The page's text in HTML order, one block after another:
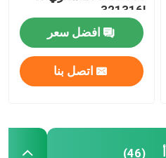
321316l
افضل سعر
اتصل بنا
(46)